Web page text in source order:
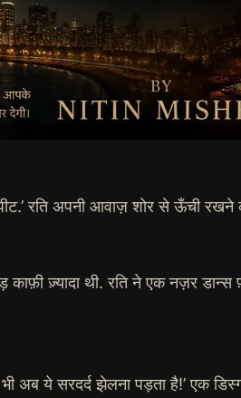
रति अपनी आवाज़ शोर से ऊँची
काफ़ी ज़्यादा थी. रति ने एक नज़र
भी अब ये सरदर्द झेलना पड़ता है!’ एक